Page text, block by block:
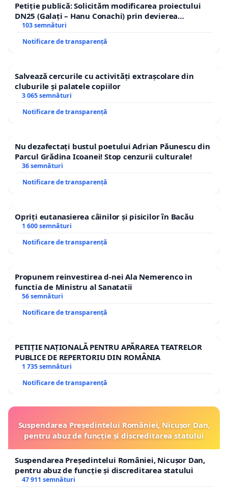
Petiție publică: Solicităm modificarea proiectului
DN25 (Galați – Hanu Conachi) prin devierea
traseului în afara localităților!
103 semnături
Notificare de transparență
Salvează cercurile cu activități extrașcolare din
cluburile și palatele copiilor
3 065 semnături
Notificare de transparență
Nu dezafectați bustul poetului Adrian Păunescu din
Parcul Grădina Icoanei! Stop cenzurii culturale!
36 semnături
Notificare de transparență
Opriți eutanasierea câinilor și pisicilor în Bacău
1 600 semnături
Notificare de transparență
Propunem reinvestirea d-nei Ala Nemerenco in
functia de Ministru al Sanatatii
56 semnături
Notificare de transparență
PETIȚIE NAȚIONALĂ PENTRU APĂRAREA TEATRELOR
PUBLICE DE REPERTORIU DIN ROMÂNIA
1 735 semnături
Notificare de transparență
Suspendarea Președintelui României, Nicușor Dan,
pentru abuz de funcție și discreditarea statului
Suspendarea Președintelui României, Nicușor Dan,
pentru abuz de funcție și discreditarea statului
47 911 semnături